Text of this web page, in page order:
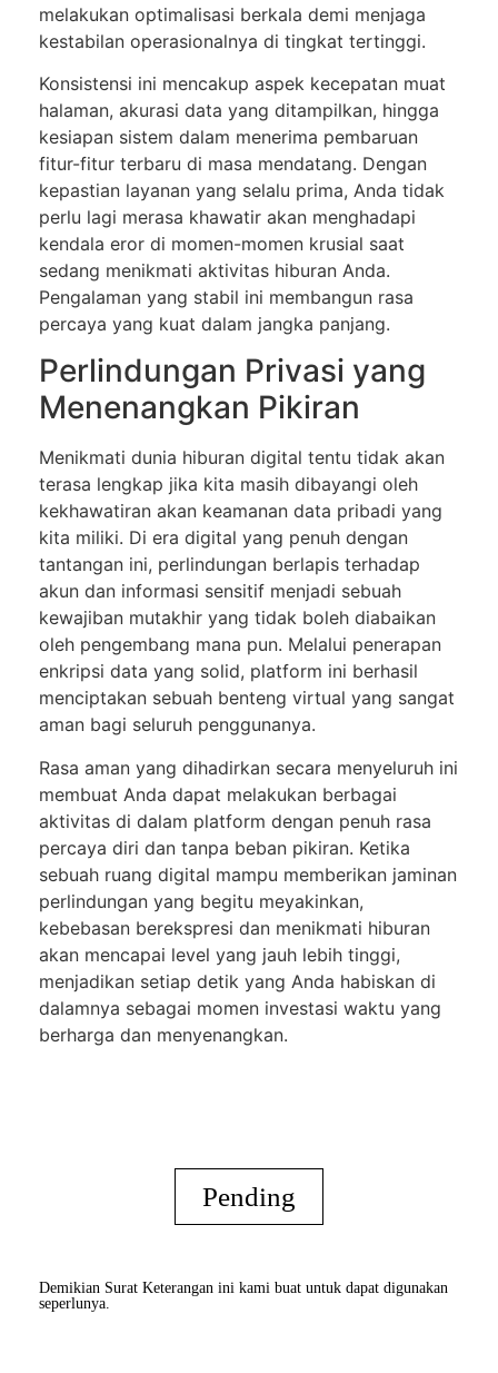
melakukan optimalisasi berkala demi menjaga
kestabilan operasionalnya di tingkat tertinggi.
Konsistensi ini mencakup aspek kecepatan muat
halaman, akurasi data yang ditampilkan, hingga
kesiapan sistem dalam menerima pembaruan
fitur-fitur terbaru di masa mendatang. Dengan
kepastian layanan yang selalu prima, Anda tidak
perlu lagi merasa khawatir akan menghadapi
kendala eror di momen-momen krusial saat
sedang menikmati aktivitas hiburan Anda.
Pengalaman yang stabil ini membangun rasa
percaya yang kuat dalam jangka panjang.
Perlindungan Privasi yang
Menenangkan Pikiran
Menikmati dunia hiburan digital tentu tidak akan
terasa lengkap jika kita masih dibayangi oleh
kekhawatiran akan keamanan data pribadi yang
kita miliki. Di era digital yang penuh dengan
tantangan ini, perlindungan berlapis terhadap
akun dan informasi sensitif menjadi sebuah
kewajiban mutakhir yang tidak boleh diabaikan
oleh pengembang mana pun. Melalui penerapan
enkripsi data yang solid, platform ini berhasil
menciptakan sebuah benteng virtual yang sangat
aman bagi seluruh penggunanya.
Rasa aman yang dihadirkan secara menyeluruh ini
membuat Anda dapat melakukan berbagai
aktivitas di dalam platform dengan penuh rasa
percaya diri dan tanpa beban pikiran. Ketika
sebuah ruang digital mampu memberikan jaminan
perlindungan yang begitu meyakinkan,
kebebasan berekspresi dan menikmati hiburan
akan mencapai level yang jauh lebih tinggi,
menjadikan setiap detik yang Anda habiskan di
dalamnya sebagai momen investasi waktu yang
berharga dan menyenangkan.
Pending
Demikian Surat Keterangan ini kami buat untuk dapat digunakan
seperlunya.